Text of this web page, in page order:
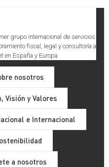
grupo internacional de servicios
fiscal, legal y consultoría a
en España y Europa.
nosotros
Visión y Valores
e Internacional
a nosotros